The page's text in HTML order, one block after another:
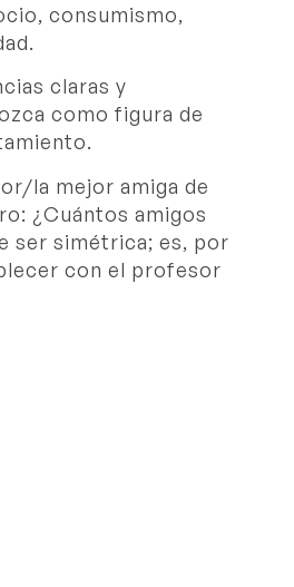
consumismo,
claras y
como figura de
la mejor amiga de
¿Cuántos amigos
ser simétrica; es, por
con el profesor